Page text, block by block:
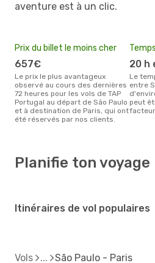
aventure est à un clic.
Prix du billet le moins cher
657€
Le prix le plus avantageux
observé au cours des dernières
72 heures pour les vols de TAP
Portugal au départ de São Paulo
et à destination de Paris, qui ont
été réservés par nos clients.
20
Le temps de vol de TAP Portugal
entre
peut
Planifie ton voyage
Itinéraires de vol populaires
Vols São Paulo - Paris